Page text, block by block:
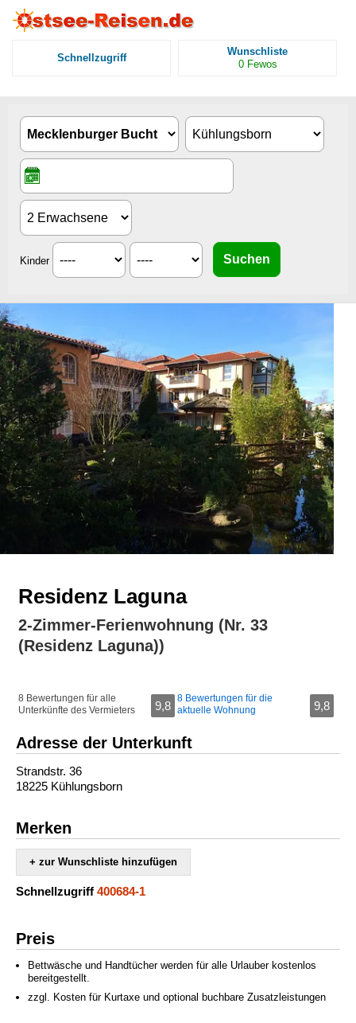
Schnellzugriff
Wunschliste
0 Fewos
Kinder
Residenz Laguna
2-Zimmer-Ferienwohnung (Nr. 33
(Residenz Laguna))
8 Bewertungen für alle
Unterkünfte des Vermieters
9,8
8 Bewertungen für die
aktuelle Wohnung
9,8
Adresse der Unterkunft
Strandstr. 36
18225 Kühlungsborn
Merken
+ zur Wunschliste hinzufügen
Schnellzugriff 400684-1
Preis
Bettwäsche und Handtücher werden für alle Urlauber kostenlos
bereitgestellt.
zzgl. Kosten für Kurtaxe und optional buchbare Zusatzleistungen